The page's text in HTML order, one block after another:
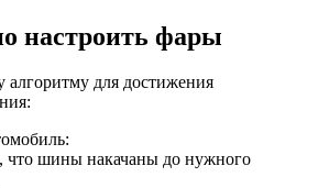
настроить фары
для достижения
что шины накачаны до нужного